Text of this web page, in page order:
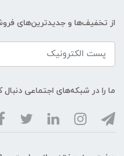
از تخفیف‌ها و جدیدترین‌های
ما را در شبکه‌های اجتماعی دنبال